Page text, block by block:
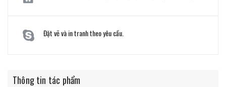
Đặt vẽ và in tranh theo yêu cầu.
Thông tin tác phẩm